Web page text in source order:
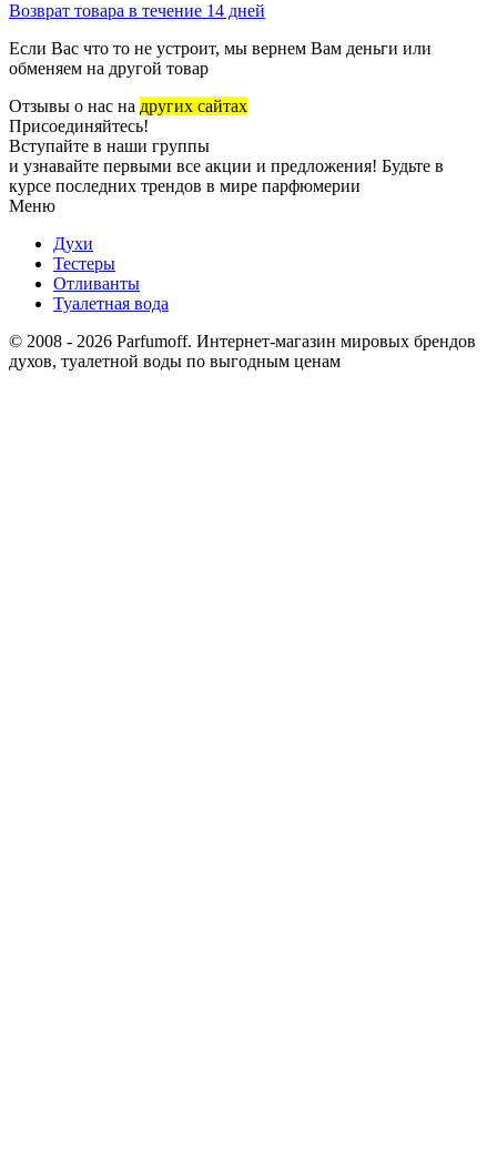
Возврат товара в течение 14 дней
Если Вас что то не устроит, мы вернем Вам деньги или
обменяем на другой товар
Отзывы о нас на других сайтах
Присоединяйтесь!
Вступайте в наши группы
и узнавайте первыми все акции и предложения! Будьте в
курсе последних трендов в мире парфюмерии
Меню
Духи
Тестеры
Отливанты
Туалетная вода
© 2008 - 2026 Parfumoff. Интернет-магазин мировых брендов
духов, туалетной воды по выгодным ценам